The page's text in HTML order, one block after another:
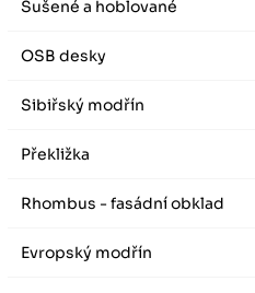
Sušené a hoblované
OSB desky
Sibiřský modřín
Překližka
Rhombus - fasádní obklad
Evropský modřín
Letní otevírací doba (březen - říjen)
Zimní otevírací doba (listopad - únor)